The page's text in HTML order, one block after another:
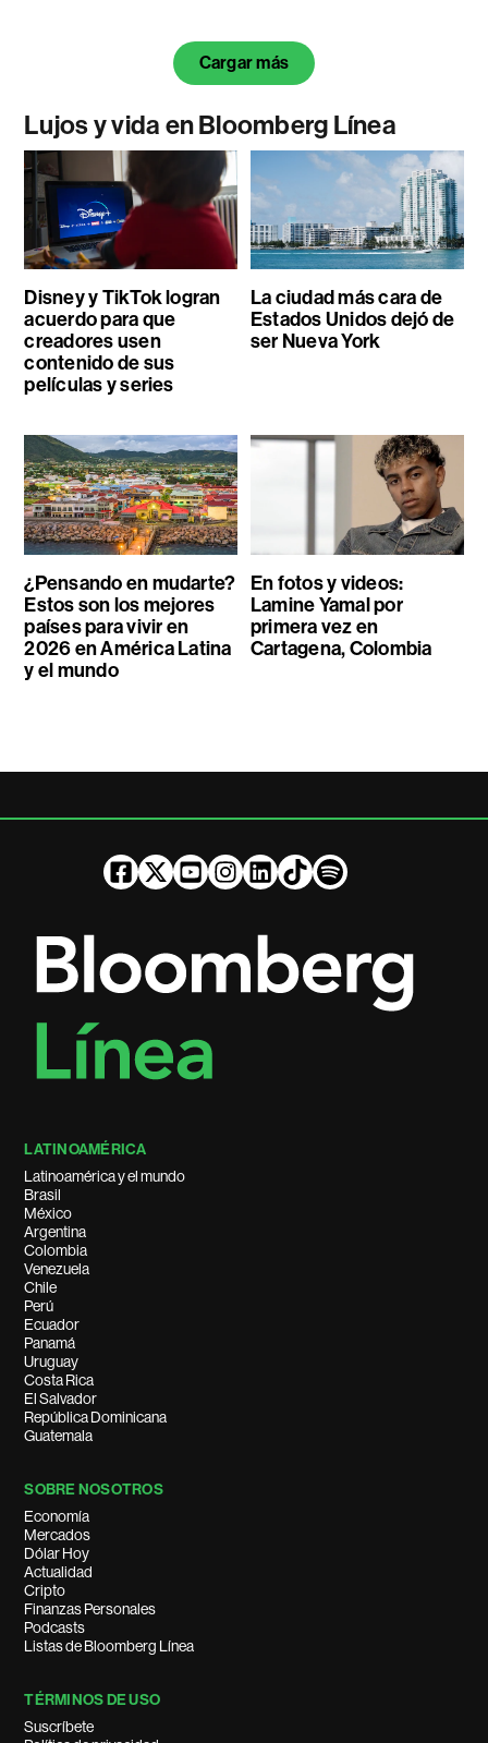
Cargar más
Lujos y vida en Bloomberg Línea
Disney y TikTok logran
acuerdo para que
creadores usen
contenido de sus
películas y series
La ciudad más cara de
Estados Unidos dejó de
ser Nueva York
¿Pensando en mudarte?
Estos son los mejores
países para vivir en
2026 en América Latina
y el mundo
En fotos y videos:
Lamine Yamal por
primera vez en
Cartagena, Colombia
LATINOAMÉRICA
Latinoamérica y el mundo
Brasil
México
Argentina
Colombia
Venezuela
Chile
Perú
Ecuador
Panamá
Uruguay
Costa Rica
El Salvador
República Dominicana
Guatemala
SOBRE NOSOTROS
Economía
Mercados
Dólar Hoy
Actualidad
Cripto
Finanzas Personales
Podcasts
Listas de Bloomberg Línea
TÉRMINOS DE USO
Suscríbete